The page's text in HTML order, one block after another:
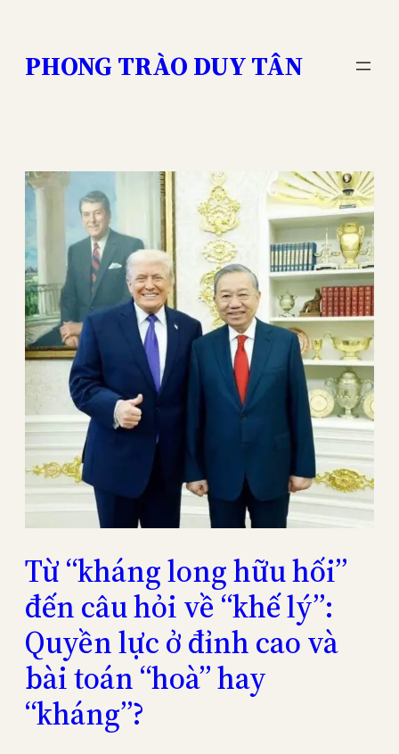
content
PHONG TRÀO DUY TÂN
Từ “kháng long hữu hối”
đến câu hỏi về “khế lý”:
Quyền lực ở đỉnh cao và
bài toán “hoà” hay
“kháng”?